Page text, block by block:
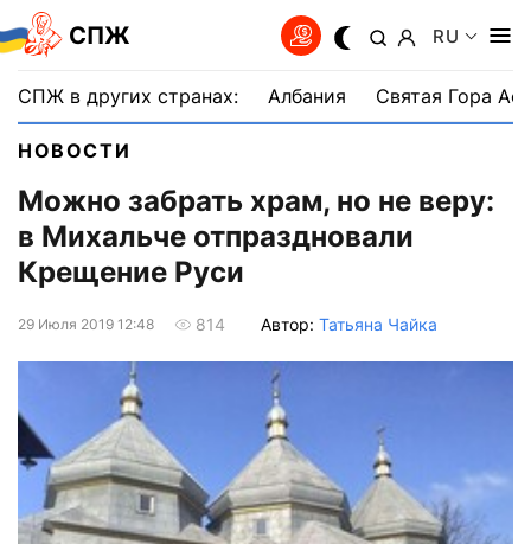
СПЖ RU
СПЖ в других странах: Албания Святая Гора
НОВОСТИ
Можно забрать храм, но не веру:
в Михальче отпраздновали
Крещение Руси
29 Июля 2019 12:48 814 Автор: Татьяна Чайка